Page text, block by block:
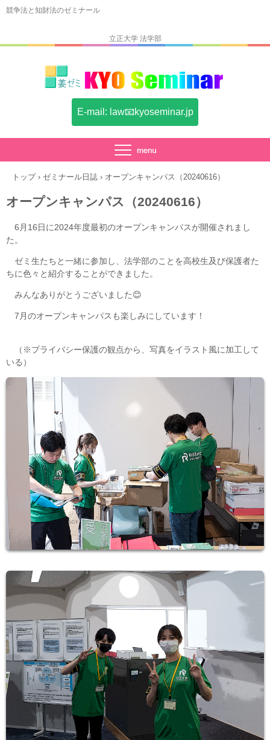
競争法と知財法のゼミナール
E-mail: law📧kyoseminar.jp
立正大学 法学部
トップ › ゼミナール日誌 › オープンキャンパス（20240616）
オープンキャンパス（20240616）
6月16日に2024年度最初のオープンキャンパスが開催されまし
た。
ゼミ生たちと一緒に参加し、法学部のことを高校生及び保護者た
ちに色々と紹介することができました。
みんなありがとうございました😊
7月のオープンキャンパスも楽しみにしています！
（※プライバシー保護の観点から、写真をイラスト風に加工して
いる）